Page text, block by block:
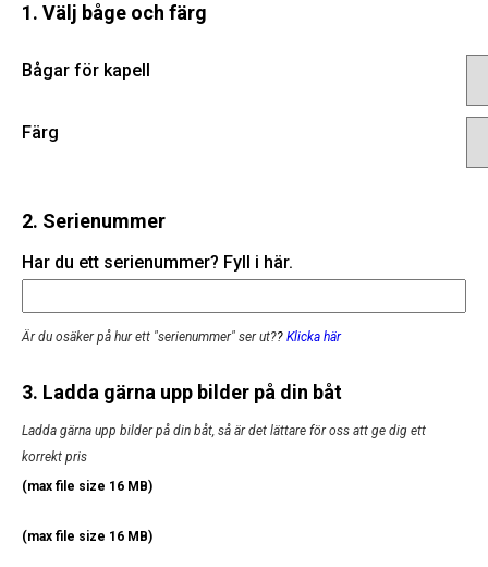
1. Välj båge och färg
Bågar för kapell
Färg
2. Serienummer
Har du ett serienummer? Fyll i här.
Är du osäker på hur ett "serienummer" ser ut?? Klicka här
3. Ladda gärna upp bilder på din båt
Ladda gärna upp bilder på din båt, så är det lättare för oss att ge dig ett
korrekt pris
(max file size 16 MB)
(max file size 16 MB)